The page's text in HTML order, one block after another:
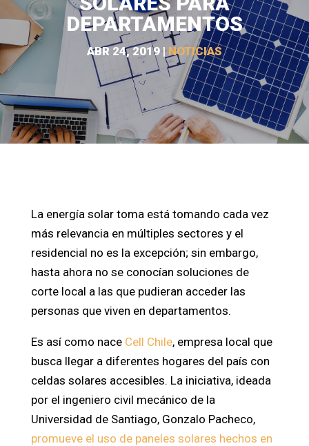
DEPARTAMENTOS
ABR 24, 2019|NOTICIAS
La energía solar toma está tomando cada vez
más relevancia en múltiples sectores y el
residencial no es la excepción; sin embargo,
hasta ahora no se conocían soluciones de
corte local a las que pudieran acceder las
personas que viven en departamentos.
Es así como nace Cell Chile, empresa local que
busca llegar a diferentes hogares del país con
celdas solares accesibles. La iniciativa, ideada
por el ingeniero civil mecánico de la
Universidad de Santiago, Gonzalo Pacheco,
promueve el uso de paneles solares hechos en